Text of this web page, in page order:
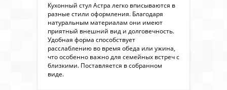
Кухонный стул Астра легко вписываются в
разные стили оформления. Благодаря
натуральным материалам они имеют
приятный внешний вид и долговечность.
Удобная форма способствует
расслаблению во время обеда или ужина,
что особенно важно для семейных встреч с
близкими. Поставляется в собранном
виде.